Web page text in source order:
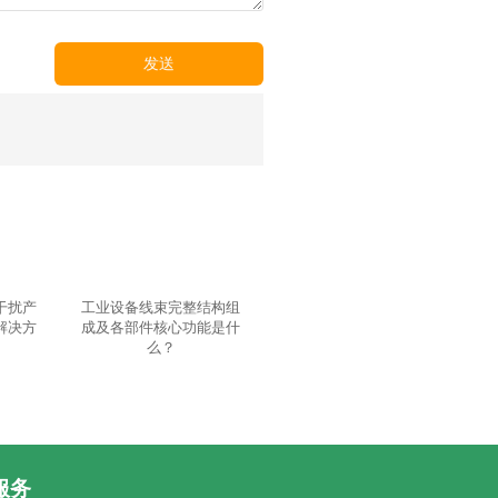
发送
扰产
决方
工业设备线束完整结构组
成及各部件核心功能是什
么？
务